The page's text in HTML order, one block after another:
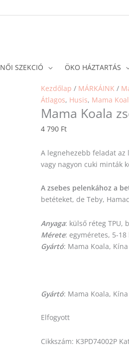
NŐI SZEKCIÓ ÖKO HÁZTARTÁS
Kezdőlap / MÁRKÁINK /
Átlagos, Husis, Mama
Mama Koala
4 790 Ft
A legnehezebb feladat az
vagy nagyon cuki minták
A zsebes pelenkához a
betéteket, de Teby,
Anyaga: külső réteg TPU,
Mérete: egyméretes, 5-18
Gyártó: Mama Koala, Kína
Gyártó: Mama Koala, Kína
Elfogyott
Cikkszám: K3PD74002P